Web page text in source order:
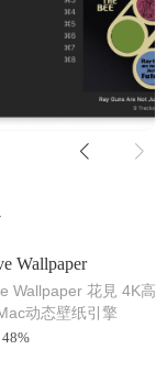
Wallpaper
Wallpaper 花見 4K高
动态壁纸引擎
48%